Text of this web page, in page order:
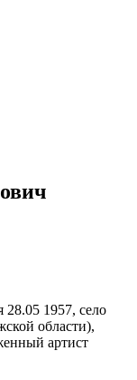
28.05 1957, село
области),
артист